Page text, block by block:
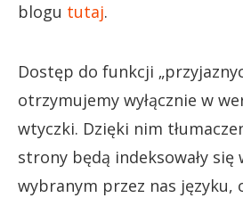
blogu tutaj.
Dostęp do funkcji
otrzymujemy wyłącznie w
wtyczki. Dzięki nim
strony będą indeksowały się
wybranym przez nas języku,